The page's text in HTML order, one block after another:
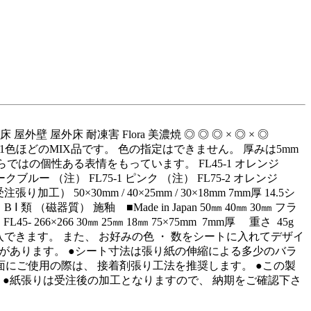
床 屋外壁 屋外床 耐凍害 Flora 美濃焼 ◎ ◎ ◎ × ◎ × ◎
ほどのMIX品です。 色の指定はできません。 厚みは5mm
はの個性ある表情をもっています。 FL45‑1 オレンジ
ブルー （注） FL75‑1 ピンク （注） FL75‑2 オレンジ
張り加工） 50×30mm / 40×25mm / 30×18mm 7mm厚 14.5シ
類 （磁器質） 施釉 ■Made in Japan 50㎜ 40㎜ 30㎜ フラ
266×266 30㎜ 25㎜ 18㎜ 75×75mm 7mm厚 重さ 45g
きます。 また、 お好みの色 ・ 数をシートに入れてデザイ
あります。 ●シート寸法は張り紙の伸縮による多少のバラ
ご使用の際は、 接着剤張り工法を推奨します。 ●この製
張りは受注後の加工となりますので、 納期をご確認下さ